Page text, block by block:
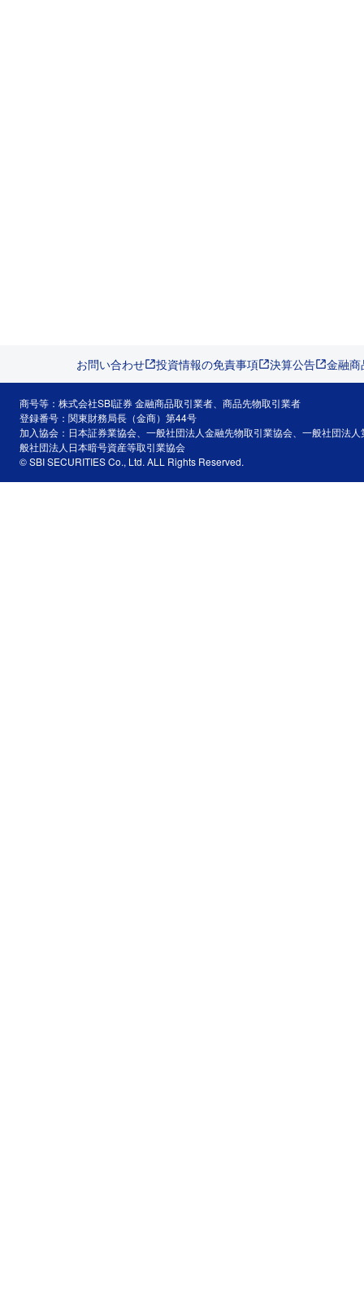
お問い合わせ 投資情報の免責事項 決算公告 金融
商号等：株式会社SBI証券 金融商品取引業者、商品先物取引業者
登録番号：関東財務局長（金商）第44号
加入協会：日本証券業協会、一般社団法人金融先物取引業協会、一般社団法
般社団法人日本暗号資産等取引業協会
© SBI SECURITIES Co., Ltd. ALL Rights Reserved.